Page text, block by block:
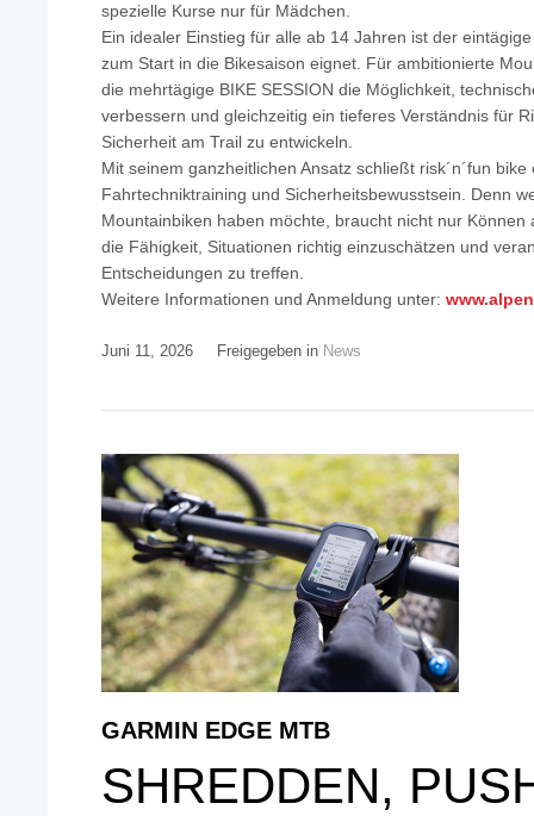
spezielle Kurse nur für Mädchen.
Ein idealer Einstieg für alle ab 14 Jahren ist der
zum Start in die Bikesaison eignet. Für ambitionierte
die mehrtägige BIKE SESSION die Möglichkeit,
verbessern und gleichzeitig ein tieferes Verständnis für
Sicherheit am Trail zu entwickeln.
Mit seinem ganzheitlichen Ansatz schließt risk´n´fun
Fahrtechniktraining und Sicherheitsbewusstsein. Denn
Mountainbiken haben möchte, braucht nicht nur Können
die Fähigkeit, Situationen richtig einzuschätzen und
Entscheidungen zu treffen.
Weitere Informationen und Anmeldung unter:
Juni 11, 2026 Freigegeben in News
GARMIN EDGE MTB
SHREDDEN,